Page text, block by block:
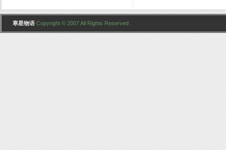
寒星物语 Copyright © 2007 All Rights Reserved .